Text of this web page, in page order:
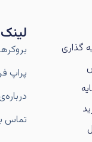
گذاری
پراپ
تماس